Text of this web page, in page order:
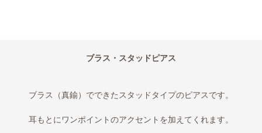
ブラス・スタッドピアス
ブラス（真鍮）でできたスタッドタイプのピアスです。
耳もとにワンポイントのアクセントを加えてくれます。